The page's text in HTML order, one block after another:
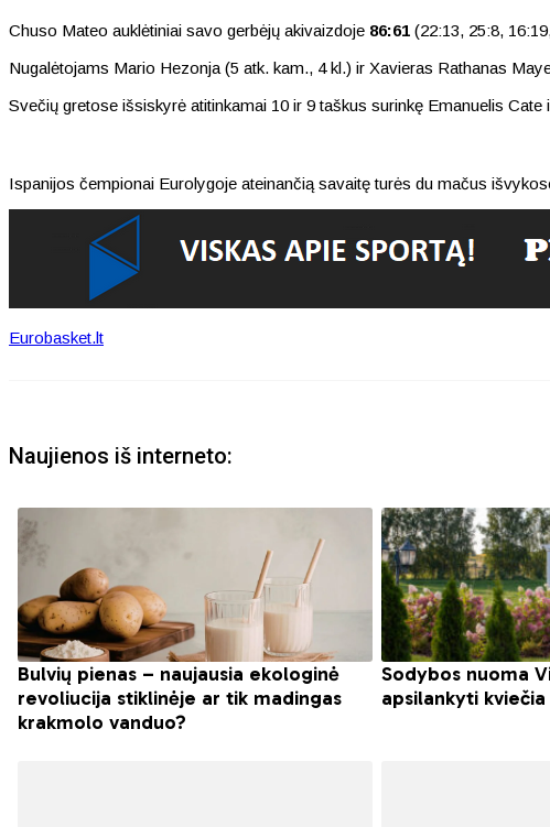
Chuso Mateo auklėtiniai savo gerbėjų akivaizdoje 86:61 (22:13, 25:8,
Nugalėtojams Mario Hezonja (5 atk. kam., 4 kl.) ir Xavieras Rathanas
Svečių gretose išsiskyrė atitinkamai 10 ir 9 taškus surinkę Emanuelis Cate
Ispanijos čempionai Eurolygoje ateinančią savaitę turės du mačus
Eurobasket.lt
Naujienos iš interneto: